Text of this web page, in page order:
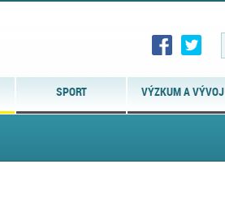
SPORT VÝZKUM A VÝVOJ